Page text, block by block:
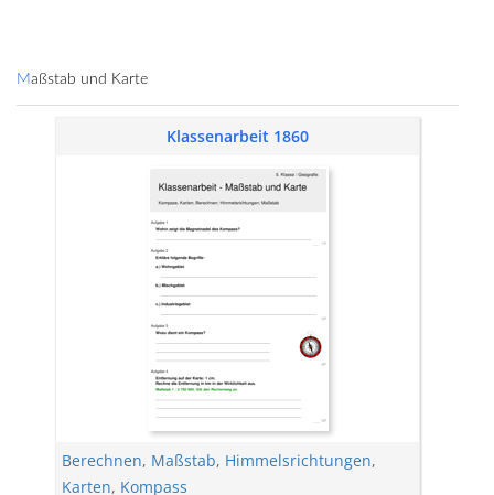
Maßstab und Karte
Klassenarbeit 1860
Berechnen, Maßstab, Himmelsrichtungen,
Karten, Kompass